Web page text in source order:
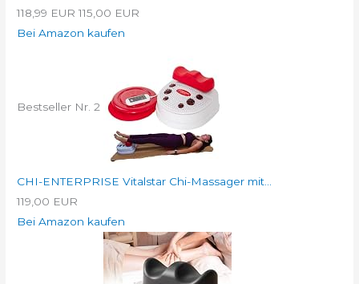
118,99 EUR 115,00 EUR
Bei Amazon kaufen
Bestseller Nr. 2
CHI-ENTERPRISE Vitalstar Chi-Massager mit...
119,00 EUR
Bei Amazon kaufen